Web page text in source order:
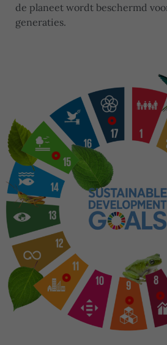
de planeet wordt beschermd
generaties.